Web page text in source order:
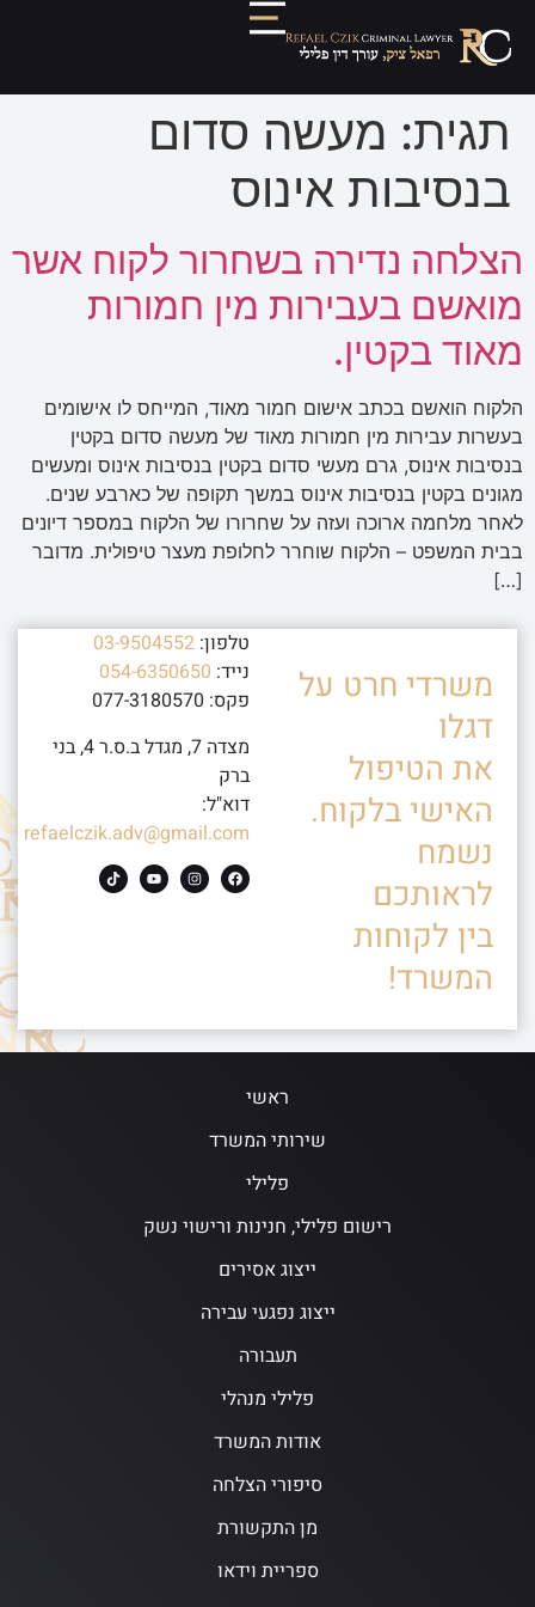
תגית: מעשה סדום
בנסיבות אינוס
הצלחה נדירה בשחרור לקוח אשר
מואשם בעבירות מין חמורות
מאוד בקטין.
הלקוח הואשם בכתב אישום חמור מאוד, המייחס לו אישומים
בעשרות עבירות מין חמורות מאוד של מעשה סדום בקטין
בנסיבות אינוס, גרם מעשי סדום בקטין בנסיבות אינוס ומעשים
מגונים בקטין בנסיבות אינוס במשך תקופה של כארבע שנים.
לאחר מלחמה ארוכה ועזה על שחרורו של הלקוח במספר דיונים
בבית המשפט – הלקוח שוחרר לחלופת מעצר טיפולית. מדובר
[…]
משרדי חרט על
דגלו
את הטיפול
האישי בלקוח.
נשמח
לראותכם
בין לקוחות
המשרד!
טלפון: 03-9504552
נייד: 054-6350650
פקס: 077-3180570
מצדה 7, מגדל ב.ס.ר 4, בני
ברק
דוא"ל:
refaelczik.adv@gmail.com
ראשי
שירותי המשרד
פלילי
רישום פלילי, חנינות ורישוי נשק
ייצוג אסירים
ייצוג נפגעי עבירה
תעבורה
פלילי מנהלי
אודות המשרד
סיפורי הצלחה
מן התקשורת
ספריית וידאו